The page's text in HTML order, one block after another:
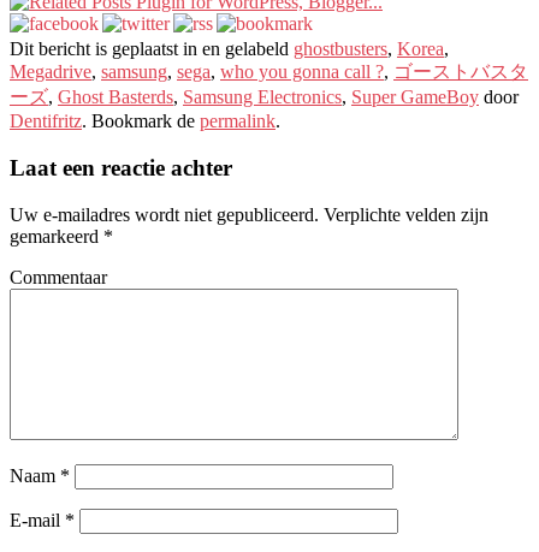
Dit bericht is geplaatst in en gelabeld ghostbusters, Korea,
Megadrive, samsung, sega, who you gonna call ?, ゴーストバスタ
ーズ, Ghost Basterds, Samsung Electronics, Super GameBoy door
Dentifritz. Bookmark de permalink.
Laat een reactie achter
Uw e-mailadres wordt niet gepubliceerd. Verplichte velden zijn
gemarkeerd *
Commentaar
Naam *
E-mail *